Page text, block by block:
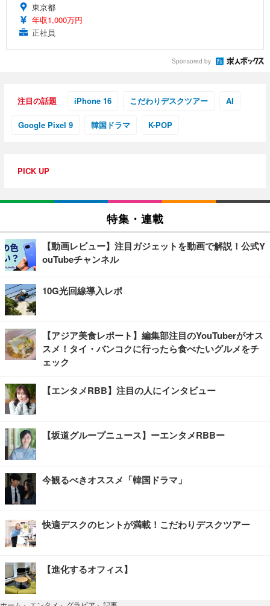
東京都
年収1,000万円
正社員
Sponsored by
注目の話題 iPhone 16 こだわりデスクツアー AI
Google Pixel 9 韓国ドラマ K-POP
PICK UP
特集・連載
【動画レビュー】注目ガジェットを動画で解説！公式Y
ouTubeチャンネル
10G光回線導入レポ
【アジア美食レポート】編集部注目のYouTuberがオス
スメ！タイ・バンコクに行ったら食べたいグルメをチ
ェック
【エンタメRBB】注目の人にインタビュー
【坂道グループニュース】ーエンタメRBBー
今観るべきオススメ「韓国ドラマ」
快適デスクのヒントが満載！こだわりデスクツアー
【進化するオフィス】